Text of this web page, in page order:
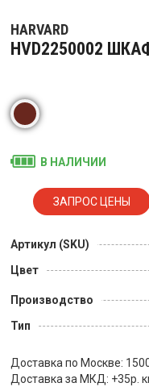
HARVARD
HVD2250002
В НАЛИЧИИ
Артикул (SKU)
Цвет
Производство
Тип
Доставка по Москве:
Доставка за МКД: +35р.